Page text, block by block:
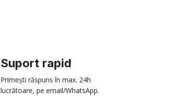
Suport rapid
Primești răspuns în max. 24h
lucrătoare, pe email/WhatsApp.